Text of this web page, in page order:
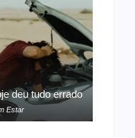
deu tudo errado
Estar